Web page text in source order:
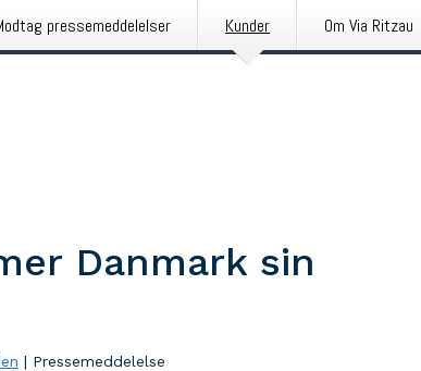
pressemeddelelser Kunder Om Via Ritzau
Danmark sin
| Pressemeddelelse